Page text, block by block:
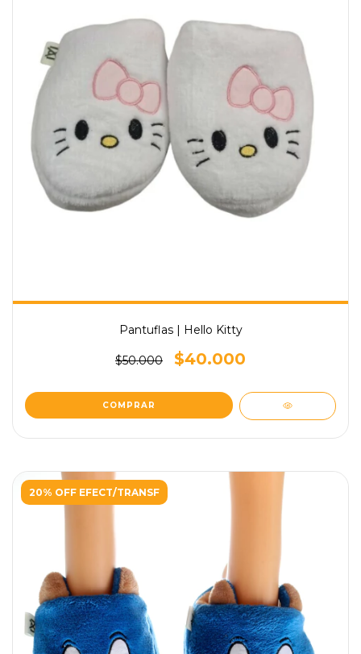
Pantuflas | Hello Kitty
$50.000 $40.000
COMPRAR
20% OFF EFECT/TRANSF